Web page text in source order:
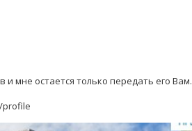
и мне остается только передать его Вам.
profile